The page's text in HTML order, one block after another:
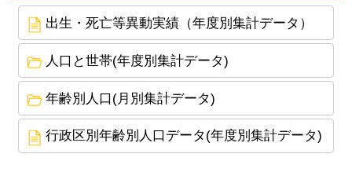
出生・死亡等異動実績（年度別集計データ）
人口と世帯(年度別集計データ)
年齢別人口(月別集計データ)
行政区別年齢別人口データ(年度別集計データ)